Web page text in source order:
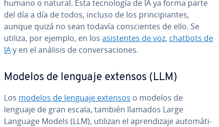
humano o natural. Esta te­c­no­lo­gía de IA ya forma parte
del día a día de todos, incluso de los pri­n­ci­pia­n­tes,
aunque quizá no sean todavía co­n­s­cie­n­tes de ello. Se
utiliza, por ejemplo, en los asi­s­te­n­tes de voz, chatbots de
IAy en el análisis de co­n­ve­r­sa­cio­nes.
Modelos de lenguaje extensos (LLM)
Los modelos de lenguaje extensos o modelos de
lenguaje de gran escala, también llamados Large
Language Models (LLM), utilizan el apre­n­di­za­je au­to­má­ti­